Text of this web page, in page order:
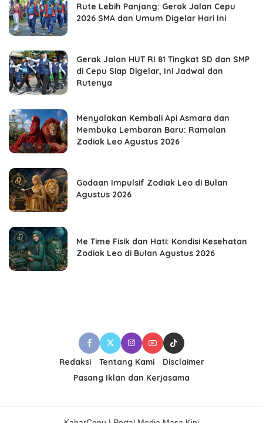
Rute Lebih Panjang: Gerak Jalan Cepu
2026 SMA dan Umum Digelar Hari Ini
Gerak Jalan HUT RI 81 Tingkat SD dan SMP
di Cepu Siap Digelar, Ini Jadwal dan
Rutenya
Menyalakan Kembali Api Asmara dan
Membuka Lembaran Baru: Ramalan
Zodiak Leo Agustus 2026
Godaan Impulsif Zodiak Leo di Bulan
Agustus 2026
Me Time Fisik dan Hati: Kondisi Kesehatan
Zodiak Leo di Bulan Agustus 2026
Redaksi Tentang Kami
Disclaimer
Pasang Iklan dan Kerjasama